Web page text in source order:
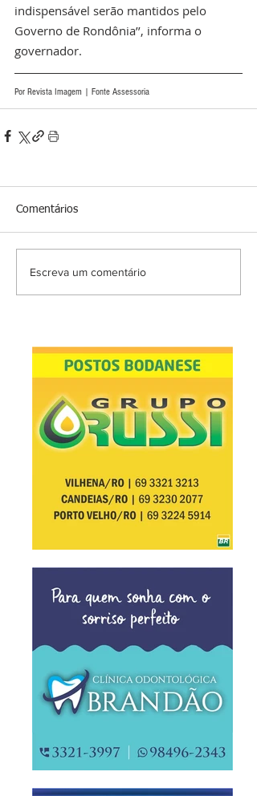
indispensável serão mantidos pelo
Governo de Rondônia’’, informa o
governador.
Por Revista Imagem | Fonte Assessoria
Comentários
Escreva um comentário